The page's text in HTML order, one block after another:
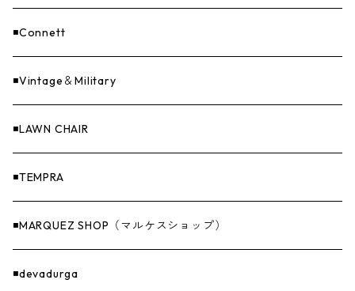
Others（その他）
寝具
ファニチャー
収納
ナイフ＆アックス
燃料
GOODS
GOODS
バンダナ＆手ぬぐい
◾️Connett
◾️Vintage＆Military
◾️LAWN CHAIR
◾️TEMPRA
◾️MARQUEZ SHOP（マルケスショップ）
◾️devadurga